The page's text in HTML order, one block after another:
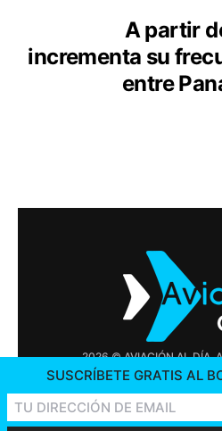
A partir
incrementa su
entre
2026 © AVIACIÓN AL DÍA.
OFERTAS
SUSCRÍBETE GRATIS AL